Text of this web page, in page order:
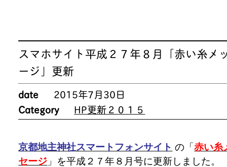
スマホサイト平成２７年８月「赤い糸メ
ージ」更新
date
2015年7月30日
Category
HP更新２０１５
京都地主神社スマートフォンサイト の「赤い糸
セージ 」を平成２７年８月号に更新しました。